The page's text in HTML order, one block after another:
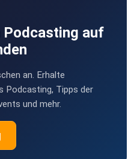
Podcasting auf
an. Erhalte
Podcasting, Tipps der
und mehr.